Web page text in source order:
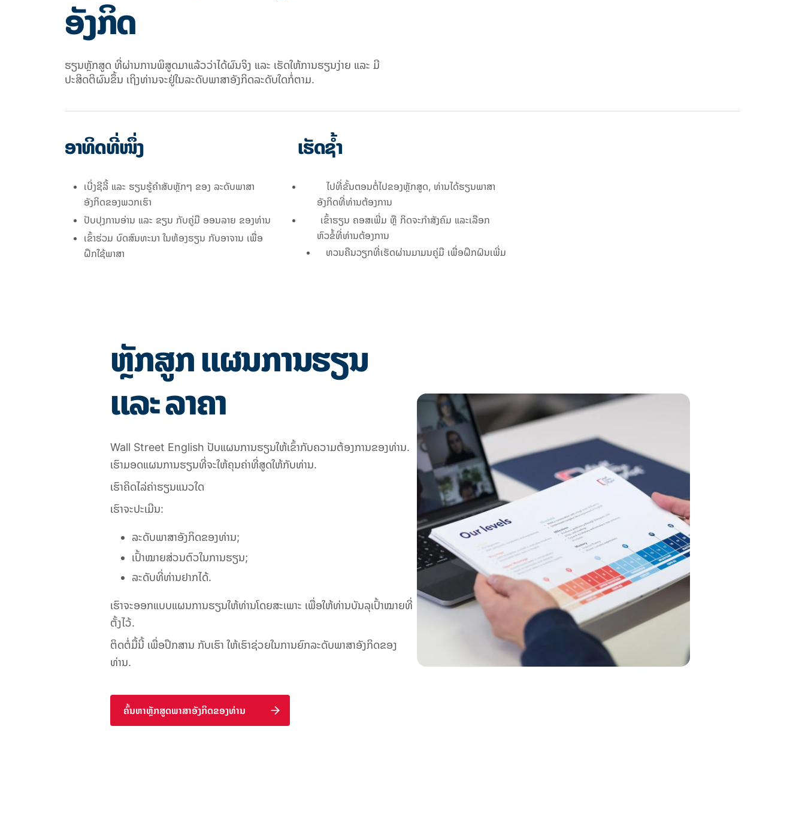
ອັງກິດ
ຮຽນຫຼັກສູດ ທີ່ຜ່ານການພິສູດມາແລ້ວວ່າໄດ້ຜົນຈິງ ແລະ ເຮັດໃຫ້ການຮຽນງ່າຍ ແລະ ມີ
ປະສິດຕິຜົນຂຶ້ນ ເຖິງທ່ານຈະຢູ່ໃນລະດັບພາສາອັງກິດລະດັບໃດກໍ່ຕາມ.
ອາທິດທີ່ໜຶ່ງ
ເບີ່ງຊີລີ້ ແລະ ຮຽນຮູ້ຄຳສັບຫຼັກໆ ຂອງ ລະດັບພາສາ
ອັງກິດຂອງພວກເຮົາ
ປັບປຸງການອ່ານ ແລະ ຂຽນ ກັບຄູ່ມື ອອນລາຍ ຂອງທ່ານ
ເຂົ້າຮ່ວມ ບົດສົນທະນາ ໃນຫ້ອງຮຽນ ກັບອາຈານ ເພື່ອ
ຝຶກໃຊ້ພາສາ
ເຮັດຊ້ຳ
ໄປທີ່ຂັ້ນຕອນຕໍ່ໄປຂອງຫຼັກສູດ, ທ່ານໄດ້ຮຽນພາສາ
ອັງກິດທີ່ທ່ານຕ້ອງການ
ເຂົ້າຮຽນ ຄອສເພີ່ມ ຫຼື ກິດຈະກຳສັງຄົມ ແລະເລືອກ
ຫົວຂໍ້ທີ່ທ່ານຕ້ອງການ
ທວນຄືນວຽກທີ່ເຮັດຜ່ານມາມນຄູ່ມື ເພື່ອຝຶກຝົນເພີ່ມ
ຫຼັກສູກ ແຜນການຮຽນ
ແລະ ລາຄາ
Wall Street English ປັບແຜນການຮຽນໃຫ້ເຂົ້າກັບຄວາມຕ້ອງການຂອງທ່ານ.
ເຮົາມອດແຜນການຮຽນທີ່ຈະໃຫ້ຄຸນຄ່າທີ່ສູດໃຫ້ກັບທ່ານ.
ເຮົາຄິດໄລ່ຄ່າຮຽນແນວໃດ
ເຮົາຈະປະເມີນ:
ລະດັບພາສາອັງກິດຂອງທ່ານ;
ເປົ້າໝາຍສ່ວນຕົວໃນການຮຽນ;
ລະດັບທີ່ທ່ານຢາກໄດ້.
ເຮົາຈະອອກແບບແຜນການຮຽນໃຫ້ທ່ານໂດຍສະເພາະ ເພື່ອໃຫ້ທ່ານບັນລຸເປົ້າໝາຍທີ່
ຕັ້ງໄວ້.
ຕິດຕໍ່ມື້ນີ້ ເພື່ອປຶກສານ ກັບເຮົາ ໃຫ້ເຮົາຊ່ວຍໃນການຍົກລະດັບພາສາອັງກິດຂອງ
ທ່ານ.
ຄົ້ນຫາຫຼັກສູດພາສາອັງກິດຂອງທ່ານ